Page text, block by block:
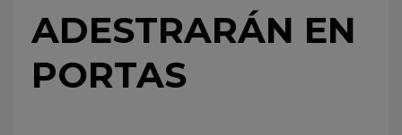
ADESTRARÁN EN
PORTAS